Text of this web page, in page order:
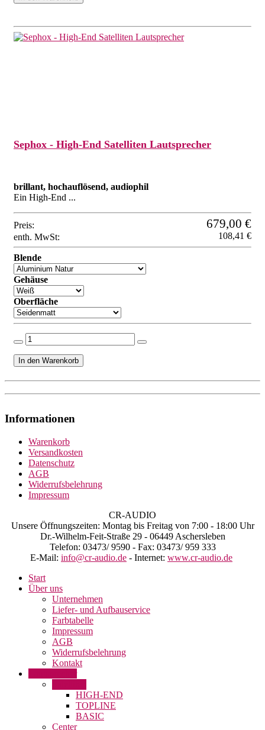
Sephox - High-End Satelliten Lautsprecher
brillant, hochauflösend, audiophil
Ein High-End ...
Preis: 679,00 €
enth. MwSt: 108,41 €
Blende
Gehäuse
Oberfläche
Informationen
Warenkorb
Versandkosten
Datenschutz
AGB
Widerrufsbelehrung
Impressum
CR-AUDIO
Unsere Öffnungszeiten: Montag bis Freitag von 7:00 - 18:00 Uhr
Dr.-Wilhelm-Feit-Straße 29 - 06449 Aschersleben
Telefon: 03473/ 9590 - Fax: 03473/ 959 333
E-Mail: info@cr-audio.de - Internet: www.cr-audio.de
Start
Über uns
Unternehmen
Liefer- und Aufbauservice
Farbtabelle
Impressum
AGB
Widerrufsbelehrung
Kontakt
HIGH-END
TOPLINE
BASIC
Center